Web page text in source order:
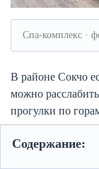
Содержание:
Спа-комплекс ·
В районе Сокчо
можно
прогулки по
восстановить
отдыха.